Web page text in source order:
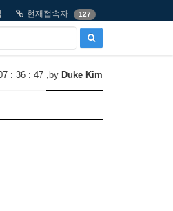
현재접속자 127
: 36 : 47 ,by Duke Kim